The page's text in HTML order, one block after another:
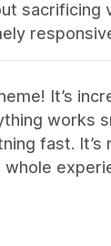
It’s
works
fast.